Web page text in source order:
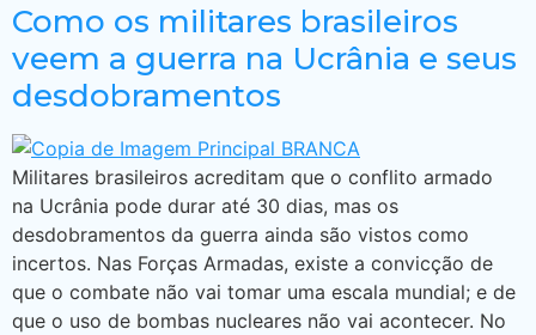
Como os militares brasileiros
veem a guerra na Ucrânia e seus
desdobramentos
Militares brasileiros acreditam que o conflito armado
na Ucrânia pode durar até 30 dias, mas os
desdobramentos da guerra ainda são vistos como
incertos. Nas Forças Armadas, existe a convicção de
que o combate não vai tomar uma escala mundial; e de
que o uso de bombas nucleares não vai acontecer. No